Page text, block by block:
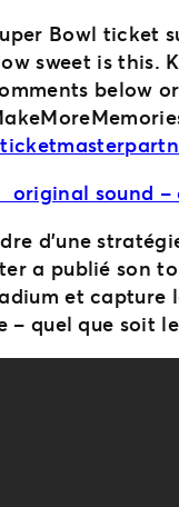
Bowl ticket
sweet is this.
below
original sound –
d’une
a publié son
et capture
– quel que soit